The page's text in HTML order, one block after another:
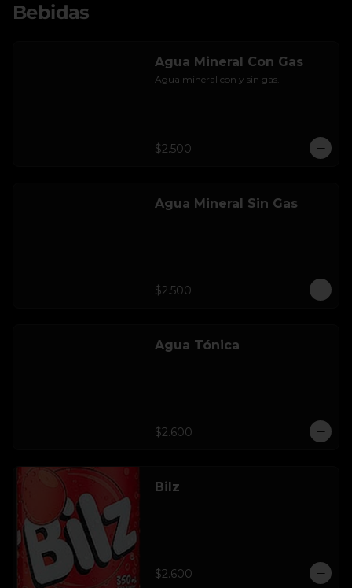
Bebidas
Agua Mineral Con Gas
Agua mineral con y sin gas.
$2.500
Agua Mineral Sin Gas
$2.500
Agua Tónica
$2.600
Bilz
$2.600